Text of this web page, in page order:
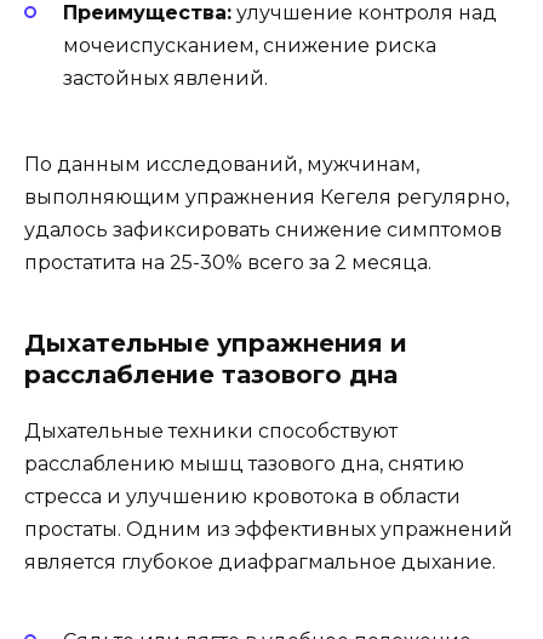
Преимущества: улучшение контроля над
мочеиспусканием, снижение риска
застойных явлений.
По данным исследований, мужчинам,
выполняющим упражнения Кегеля регулярно,
удалось зафиксировать снижение симптомов
простатита на 25-30% всего за 2 месяца.
Дыхательные упражнения и
расслабление тазового дна
Дыхательные техники способствуют
расслаблению мышц тазового дна, снятию
стресса и улучшению кровотока в области
простаты. Одним из эффективных упражнений
является глубокое диафрагмальное дыхание.